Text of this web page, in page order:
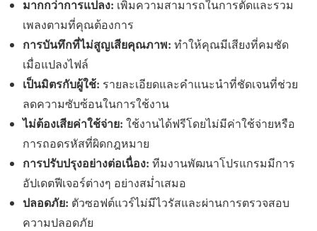
มากกว่าการแปลง: เพิ่มความสามารถในการตัดและรวม
เพลงตามที่คุณต้องการ
การบันทึกที่ไม่สูญเสียคุณภาพ: ทำให้คุณมีเสียงที่คมชัด
เมื่อแปลงไฟล์
เป็นมิตรกับผู้ใช้: รายละเอียดและคำแนะนำที่ชัดเจนที่ช่วย
ลดความซับซ้อนในการใช้งาน
ไม่ต้องเสียค่าใช้จ่าย: ใช้งานได้ฟรีโดยไม่มีค่าใช้จ่ายหรือ
การถอดรหัสที่ผิดกฎหมาย
การปรับปรุงอย่างต่อเนื่อง: ทีมงานพัฒนาโปรแกรมมีการ
อัปเดตฟีเจอร์ต่างๆ อย่างสม่ำเสมอ
ปลอดภัย: ตัวซอฟต์แวร์ไม่มีไวรัสและผ่านการตรวจสอบ
ความปลอดภัย